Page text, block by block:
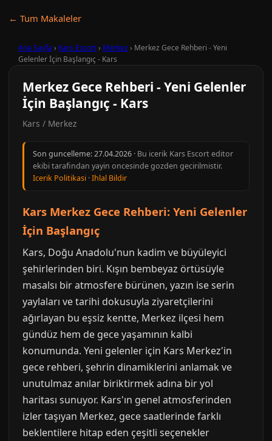
← Tum Makaleler
Ana Sayfa › Kars Escort› Merkez› Merkez Gece Rehberi - Yeni
Gelenler İçin Başlangıç - Kars
Merkez Gece Rehberi - Yeni Gelenler
İçin Başlangıç - Kars
Kars / Merkez
Son guncelleme:27.04.2026 · Bu icerik Kars Escort editor
ekibi tarafindan yayin oncesinde gozden gecirilmistir.
Icerik Politikasi ·Ihlal Bildir
Kars Merkez Gece Rehberi: Yeni Gelenler
İçin Başlangıç
Kars, Doğu Anadolu'nun kadim ve büyüleyici
şehirlerinden biri. Kışın bembeyaz örtüsüyle
masalsı bir atmosfere bürünen, yazın ise serin
yaylaları ve tarihi dokusuyla ziyaretçilerini
ağırlayan bu eşsiz kentte, Merkez ilçesi hem
gündüz hem de gece yaşamının kalbi
konumunda. Yeni gelenler için Kars Merkez'in
gece rehberi, şehrin dinamiklerini anlamak ve
unutulmaz anılar biriktirmek adına bir yol
haritası sunuyor. Kars'ın genel atmosferinden
izler taşıyan Merkez, gece saatlerinde farklı
beklentilere hitap eden çeşitli seçenekler